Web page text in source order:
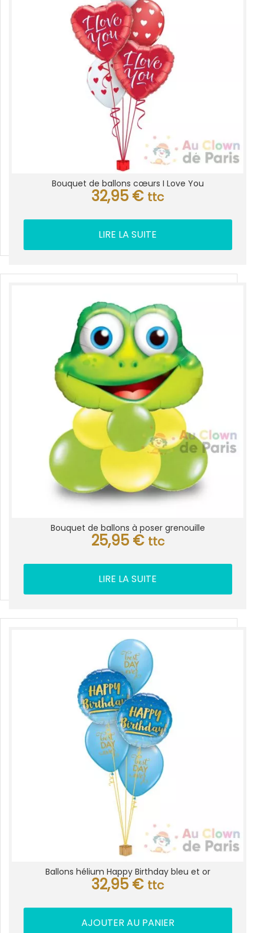
Bouquet de ballons cœurs I Love You
32,95 € ttc
LIRE LA SUITE
Bouquet de ballons à poser grenouille
25,95 € ttc
LIRE LA SUITE
Ballons hélium Happy Birthday bleu et or
32,95 € ttc
AJOUTER AU PANIER